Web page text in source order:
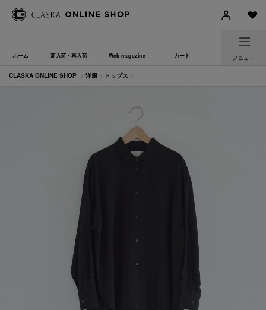
ホーム 新入荷・再入荷 Web magazine カート メニュー
CLASKA ONLINE SHOP > 洋服 > トップス >